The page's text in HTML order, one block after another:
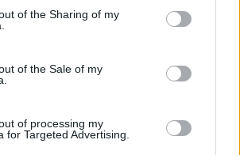
of the Sharing of my
of the Sale of my
of processing my
for Targeted Advertising.
szereti a fiatal lányokat 13. rész